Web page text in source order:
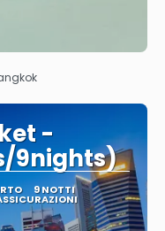
-
9nights)
9 NOTTI